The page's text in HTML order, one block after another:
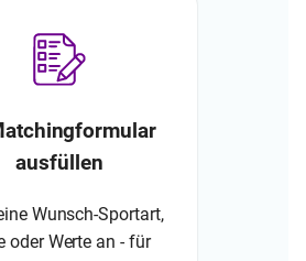
ausfüllen
Wunsch-Sportart,
oder Werte an - für